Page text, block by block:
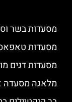
מסעדות בשר
מסעדות
מסעדות דגים
מלאגה מסעדה